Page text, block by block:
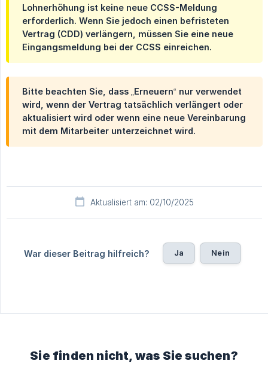
Lohnerhöhung ist keine neue CCSS-Meldung
erforderlich. Wenn Sie jedoch einen befristeten
Vertrag (CDD) verlängern, müssen Sie eine neue
Eingangsmeldung bei der CCSS einreichen.
Bitte beachten Sie, dass „Erneuern“ nur verwendet
wird, wenn der Vertrag tatsächlich verlängert oder
aktualisiert wird oder wenn eine neue Vereinbarung
mit dem Mitarbeiter unterzeichnet wird.
Aktualisiert am: 02/10/2025
War dieser Beitrag hilfreich? Ja Nein
Sie finden nicht, was Sie suchen?